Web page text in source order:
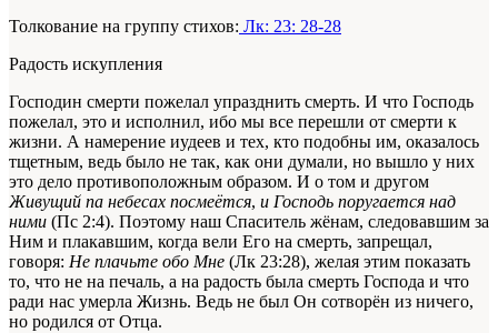
Толкование на группу стихов: Лк: 23: 28-28
Радость искупления
Господин смерти пожелал упразднить смерть. И что Господь
пожелал, это и исполнил, ибо мы все перешли от смерти к
жизни. А намерение иудеев и тех, кто подобны им, оказалось
тщетным, ведь было не так, как они думали, но вышло у них
это дело противоположным образом. И о том и другом
Живущий па небесах посмеётся, и Господь поругается над
ними (Пс 2:4). Поэтому наш Спаситель жёнам, следовавшим за
Ним и плакавшим, когда вели Его на смерть, запрещал,
говоря: Не плачьте обо Мне (Лк 23:28), желая этим показать
то, что не на печаль, а на радость была смерть Господа и что
ради нас умерла Жизнь. Ведь не был Он сотворён из ничего,
но родился от Отца.